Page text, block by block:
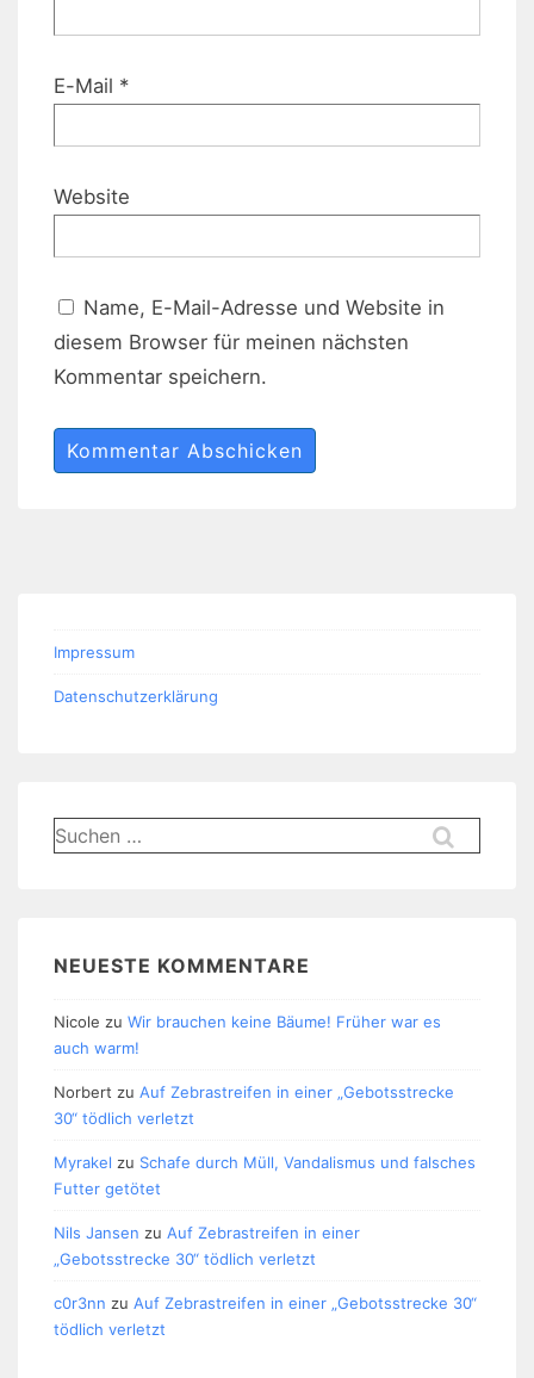
E-Mail *
Website
Name, E-Mail-Adresse und Website in
diesem Browser für meinen nächsten
Kommentar speichern.
Impressum
Datenschutzerklärung
Suchen
nach:
NEUESTE KOMMENTARE
Nicole zu Wir brauchen keine Bäume! Früher war es
auch warm!
Norbert zu Auf Zebrastreifen in einer „Gebotsstrecke
30“ tödlich verletzt
Myrakel zu Schafe durch Müll, Vandalismus und falsches
Futter getötet
Nils Jansen zu Auf Zebrastreifen in einer
„Gebotsstrecke 30“ tödlich verletzt
c0r3nn zu Auf Zebrastreifen in einer „Gebotsstrecke 30“
tödlich verletzt